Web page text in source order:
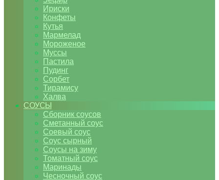
Ириски
Конфеты
Кутья
Мармелад
Мороженое
Муссы
Пастила
Пудинг
Сорбет
Тирамису
Халва
СОУСЫ
Сборник соусов
Сметанный соус
Соевый соус
Соус сырный
Соусы на зиму
Томатный соус
Маринады
Чесночный соус